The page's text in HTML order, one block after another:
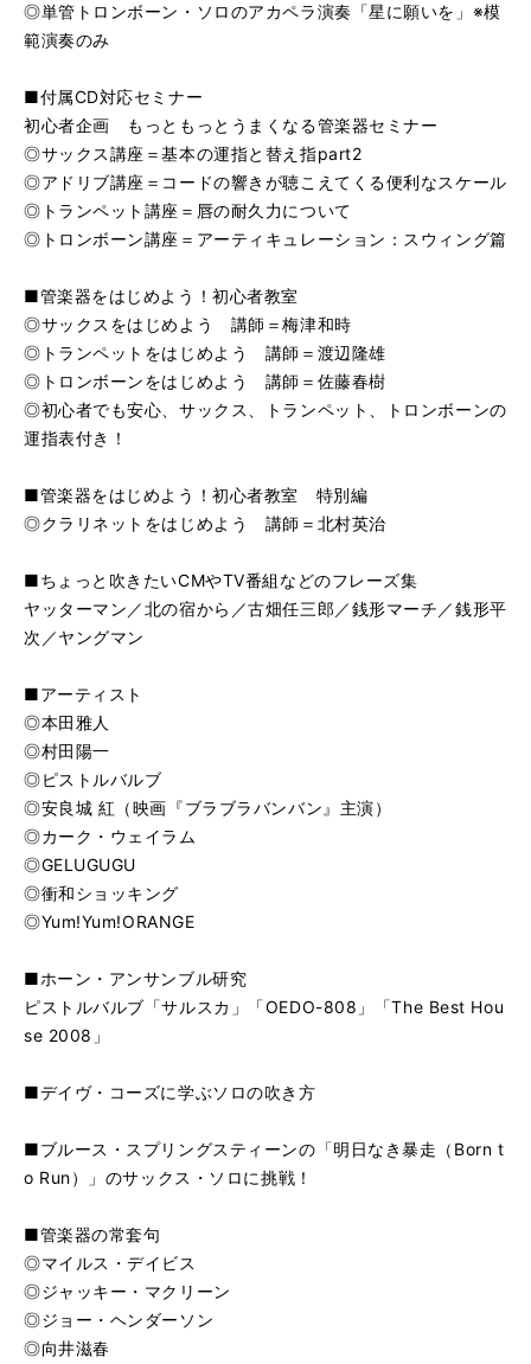
◎単管トロンボーン・ソロのアカペラ演奏「星に願いを」※模
範演奏のみ
■付属CD対応セミナー
初心者企画 もっともっとうまくなる管楽器セミナー
◎サックス講座＝基本の運指と替え指part2
◎アドリブ講座＝コードの響きが聴こえてくる便利なスケール
◎トランペット講座＝唇の耐久力について
◎トロンボーン講座＝アーティキュレーション：スウィング篇
■管楽器をはじめよう！初心者教室
◎サックスをはじめよう 講師＝梅津和時
◎トランペットをはじめよう 講師＝渡辺隆雄
◎トロンボーンをはじめよう 講師＝佐藤春樹
◎初心者でも安心、サックス、トランペット、トロンボーンの
運指表付き！
■管楽器をはじめよう！初心者教室 特別編
◎クラリネットをはじめよう 講師＝北村英治
■ちょっと吹きたいCMやTV番組などのフレーズ集
ヤッターマン／北の宿から／古畑任三郎／銭形マーチ／銭形平
次／ヤングマン
■アーティスト
◎本田雅人
◎村田陽一
◎ピストルバルブ
◎安良城 紅（映画『ブラブラバンバン』主演）
◎カーク・ウェイラム
◎GELUGUGU
◎衝和ショッキング
◎Yum!Yum!ORANGE
■ホーン・アンサンブル研究
ピストルバルブ「サルスカ」「OEDO-808」「The Best Hou
se 2008」
■デイヴ・コーズに学ぶソロの吹き方
■ブルース・スプリングスティーンの「明日なき暴走（Born t
o Run）」のサックス・ソロに挑戦！
■管楽器の常套句
◎マイルス・デイビス
◎ジャッキー・マクリーン
◎ジョー・ヘンダーソン
◎向井滋春